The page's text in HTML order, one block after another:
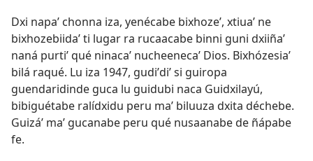
Dxi napaʼ chonna iza, yenécabe bixhozeʼ, xtiuaʼ ne
bixhozebiidaʼ ti lugar ra rucaacabe binni guni dxiiñaʼ
naná purtiʼ qué ninacaʼ nucheenecaʼ Dios. Bixhózesiaʼ
bilá raqué. Lu iza 1947, gudiʼdiʼ si guiropa
guendaridinde guca lu guidubi naca Guidxilayú,
bibiguétabe ralídxidu peru maʼ biluuza dxita déchebe.
Guizáʼ maʼ gucanabe peru qué nusaanabe de ñápabe
fe.